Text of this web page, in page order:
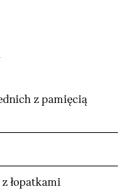
z pamięcią
łopatkami